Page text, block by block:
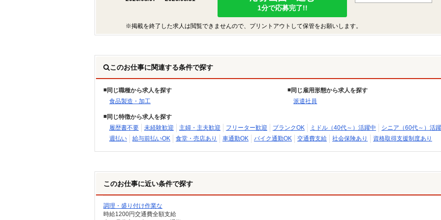
1分で応募完了!!
※掲載を終了した求人は閲覧できませんので、プリントアウトして保管をお願いします。
このお仕事に関連する条件で探す
同じ職種から求人を探す
食品製造・加工
同じ雇用形態から求人を探す
派遣社員
同じ特徴から求人を探す
履歴書不要
未経験歓迎 主婦・主夫歓迎 フリーター歓迎 ブランクOK ミドル（40代～）活躍中
シニア（60代～）活
週払い
給与前払いOK 食堂・売店あり 車通勤OK バイク通勤OK 交通費支給 社会保険あり 資格取得支援制度あり
このお仕事に近い条件で探す
調理・盛り付け作業な
時給1200円交通費全額支給